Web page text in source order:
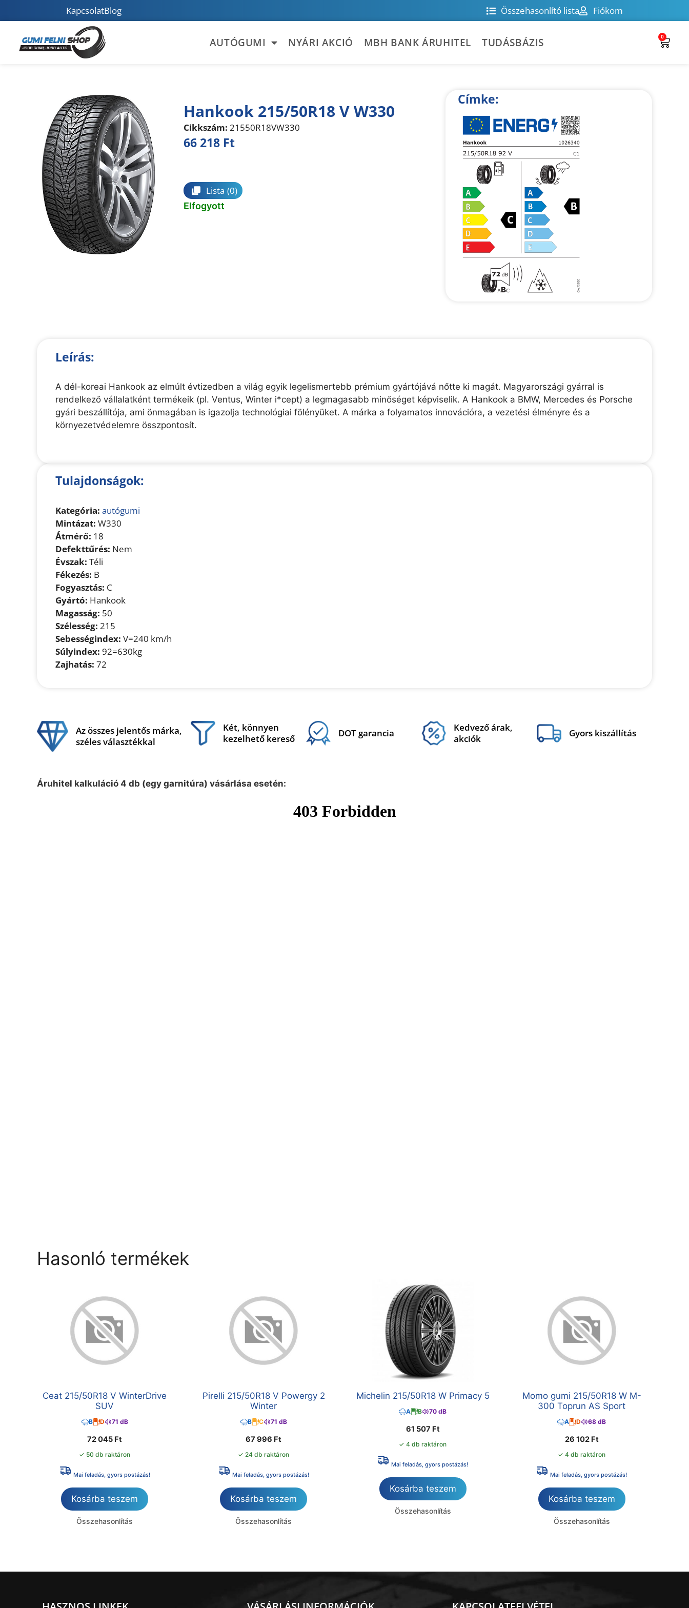
KapcsolatBlog Összehasonlító lista Fiókom
AUTÓGUMI NYÁRI AKCIÓ MBH BANK ÁRUHITEL TUDÁSBÁZIS 0
Hankook 215/50R18 V W330
Cikkszám: 21550R18VW330
66 218 Ft
Lista (0)
Elfogyott
Címke:
Leírás:
A dél-koreai Hankook az elmúlt évtizedben a világ egyik legelismertebb prémium gyártójává nőtte ki magát. Magyarországi gyárral is
rendelkező vállalatként termékeik (pl. Ventus, Winter i*cept) a legmagasabb minőséget képviselik. A Hankook a BMW, Mercedes és Porsche
gyári beszállítója, ami önmagában is igazolja technológiai fölényüket. A márka a folyamatos innovációra, a vezetési élményre és a
környezetvédelemre összpontosít.
Tulajdonságok:
Kategória: autógumi
Mintázat: W330
Átmérő: 18
Defekttűrés: Nem
Évszak: Téli
Fékezés: B
Fogyasztás: C
Gyártó: Hankook
Magasság: 50
Szélesség: 215
Sebességindex: V=240 km/h
Súlyindex: 92=630kg
Zajhatás: 72
Az összes jelentős márka,
széles választékkal
Két, könnyen
kezelhető kereső
DOT garancia
Kedvező árak,
akciók
Gyors kiszállítás
Áruhitel kalkuláció 4 db (egy garnitúra) vásárlása esetén:
Hasonló termékek
Ceat 215/50R18 V WinterDrive
SUV
B D 71 dB
72 045 Ft
✓ 50 db raktáron
Mai feladás, gyors postázás!
Kosárba teszem
Összehasonlítás
Pirelli 215/50R18 V Powergy 2
Winter
B C 71 dB
67 996 Ft
✓ 24 db raktáron
Mai feladás, gyors postázás!
Kosárba teszem
Összehasonlítás
Michelin 215/50R18 W Primacy 5
A B 70 dB
61 507 Ft
✓ 4 db raktáron
Mai feladás, gyors postázás!
Kosárba teszem
Összehasonlítás
Momo gumi 215/50R18 W M-
300 Toprun AS Sport
A D 68 dB
26 102 Ft
✓ 4 db raktáron
Mai feladás, gyors postázás!
Kosárba teszem
Összehasonlítás